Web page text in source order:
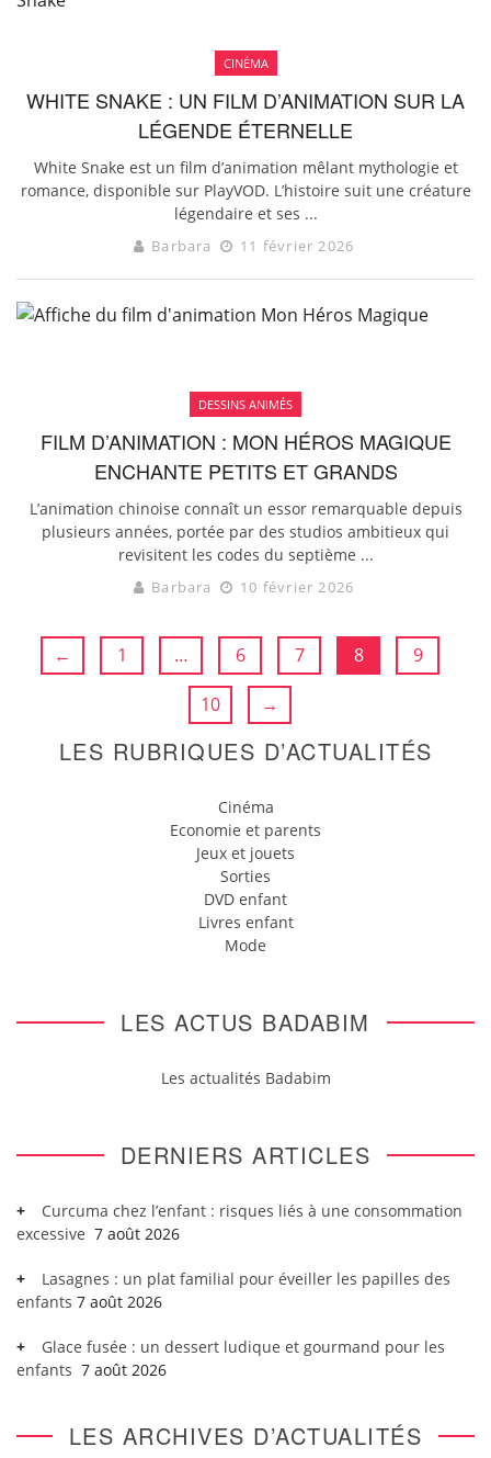
CINÉMA
WHITE SNAKE : UN FILM D’ANIMATION SUR LA
LÉGENDE ÉTERNELLE
White Snake est un film d’animation mêlant mythologie et
romance, disponible sur PlayVOD. L’histoire suit une créature
légendaire et ses ...
Barbara 11 février 2026
DESSINS ANIMÉS
FILM D’ANIMATION : MON HÉROS MAGIQUE
ENCHANTE PETITS ET GRANDS
L’animation chinoise connaît un essor remarquable depuis
plusieurs années, portée par des studios ambitieux qui
revisitent les codes du septième ...
Barbara 10 février 2026
← 1 … 6 7 8 9
10 →
LES RUBRIQUES D’ACTUALITÉS
Cinéma
Economie et parents
Jeux et jouets
Sorties
DVD enfant
Livres enfant
Mode
LES ACTUS BADABIM
Les actualités Badabim
DERNIERS ARTICLES
Curcuma chez l’enfant : risques liés à une consommation
excessive 7 août 2026
Lasagnes : un plat familial pour éveiller les papilles des
enfants 7 août 2026
Glace fusée : un dessert ludique et gourmand pour les
enfants 7 août 2026
LES ARCHIVES D’ACTUALITÉS